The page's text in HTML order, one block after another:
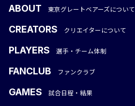
ABOUT 東京グレートベアーズについて
CREATORS クリエイターについて
PLAYERS 選手・チーム体制
FANCLUB ファンクラブ
GAMES 試合日程・結果